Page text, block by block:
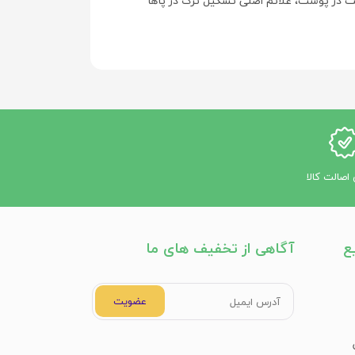
پاشنه پا به حدی خشک می‌شود که ممکن است
مرطوب کننده نیز استفاده کرد. استفاده از
روبه‌رو هستند، کمک کنند.
کالا
آگاهی از تخفیف های ما
عضویت